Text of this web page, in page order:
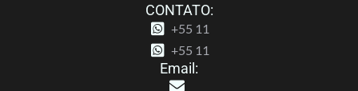
CONTATO:
+55 11
+55 11
Email: